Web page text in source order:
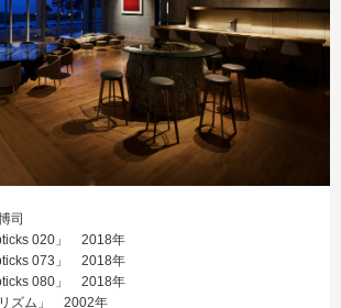
司
020」 2018年
073」 2018年
080」 2018年
リズム」 2002年